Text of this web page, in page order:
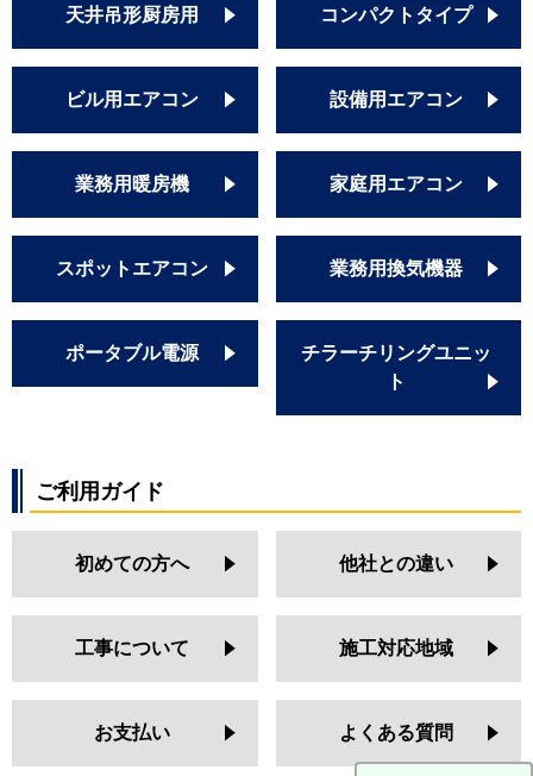
天井吊形厨房用 コンパクトタイプ
ビル用エアコン 設備用エアコン
業務用暖房機 家庭用エアコン
スポットエアコン 業務用換気機器
ポータブル電源
チラーチリングユニッ
ト
ご利用ガイド
初めての方へ 他社との違い
工事について 施工対応地域
お支払い よくある質問